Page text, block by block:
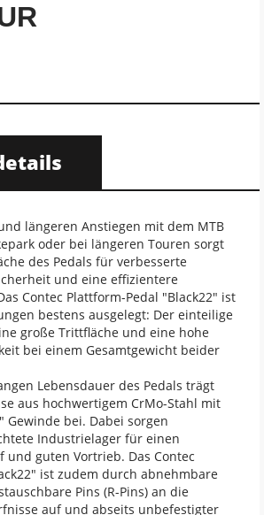
längeren Anstiegen mit dem MTB
oder bei längeren Touren sorgt
des Pedals für verbesserte
und eine effizientere
Contec Plattform-Pedal "Black22" ist
bestens ausgelegt: Der einteilige
große Trittfläche und eine hohe
bei einem Gesamtgewicht beider
Lebensdauer des Pedals trägt
aus hochwertigem CrMo-Stahl mit
Gewinde bei. Dabei sorgen
Industrielager für einen
und guten Vortrieb. Das Contec
ist zudem durch abnehmbare
Pins (R-Pins) an die
auf und abseits unbefestigter